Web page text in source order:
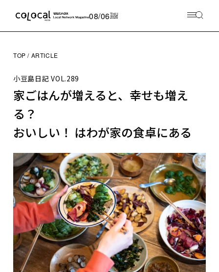
08/06THU
2026
TOP ARTICLE
小豆島日記VOL.289
家ごはんが増えると、幸せも増え
る？
おいしい！ はわが家の食卓にある